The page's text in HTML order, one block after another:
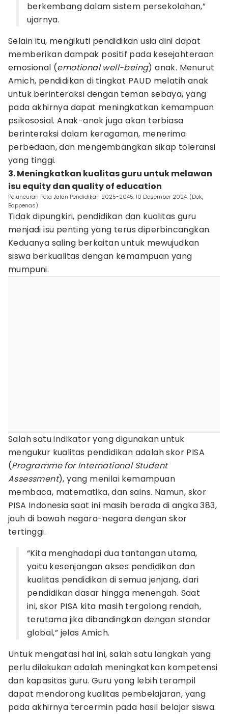
berkembang dalam sistem persekolahan,”
ujarnya.
Selain itu, mengikuti pendidikan usia dini dapat
memberikan dampak positif pada kesejahteraan
emosional (emotional well-being) anak. Menurut
Amich, pendidikan di tingkat PAUD melatih anak
untuk berinteraksi dengan teman sebaya, yang
pada akhirnya dapat meningkatkan kemampuan
psikososial. Anak-anak juga akan terbiasa
berinteraksi dalam keragaman, menerima
perbedaan, dan mengembangkan sikap toleransi
yang tinggi.
3. Meningkatkan kualitas guru untuk melawan
isu equity dan quality of education
Peluncuran Peta Jalan Pendidikan 2025-2045. 10 Desember 2024. (Dok,
Bappenas)
Tidak dipungkiri, pendidikan dan kualitas guru
menjadi isu penting yang terus diperbincangkan.
Keduanya saling berkaitan untuk mewujudkan
siswa berkualitas dengan kemampuan yang
mumpuni.
Salah satu indikator yang digunakan untuk
mengukur kualitas pendidikan adalah skor PISA
(Programme for International Student
Assessment), yang menilai kemampuan
membaca, matematika, dan sains. Namun, skor
PISA Indonesia saat ini masih berada di angka 383,
jauh di bawah negara-negara dengan skor
tertinggi.
“Kita menghadapi dua tantangan utama,
yaitu kesenjangan akses pendidikan dan
kualitas pendidikan di semua jenjang, dari
pendidikan dasar hingga menengah. Saat
ini, skor PISA kita masih tergolong rendah,
terutama jika dibandingkan dengan standar
global,” jelas Amich.
Untuk mengatasi hal ini, salah satu langkah yang
perlu dilakukan adalah meningkatkan kompetensi
dan kapasitas guru. Guru yang lebih terampil
dapat mendorong kualitas pembelajaran, yang
pada akhirnya tercermin pada hasil belajar siswa.